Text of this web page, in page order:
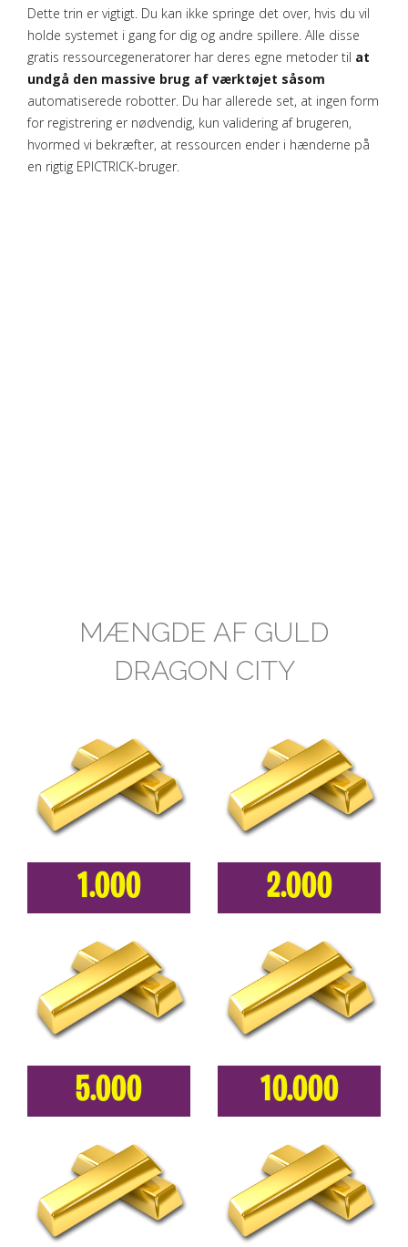
Dette trin er vigtigt. Du kan ikke springe det over, hvis du vil
holde systemet i gang for dig og andre spillere. Alle disse
gratis ressourcegeneratorer har deres egne metoder til at
undgå den massive brug af værktøjet såsom
automatiserede robotter. Du har allerede set, at ingen form
for registrering er nødvendig, kun validering af brugeren,
hvormed vi bekræfter, at ressourcen ender i hænderne på
en rigtig EPICTRICK-bruger.
MÆNGDE AF GULD
DRAGON CITY
1.000 2.000
5.000 10.000